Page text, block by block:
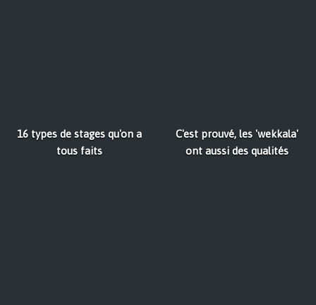
16 types de stages qu'on a
tous faits
C'est prouvé, les 'wekkala'
ont aussi des qualités